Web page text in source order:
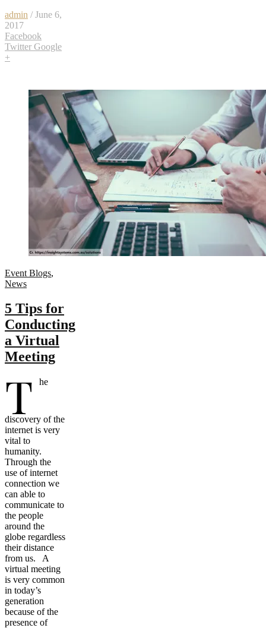
admin / June 6,
2017
Facebook
Twitter Google
+
Event Blogs,
News
5 Tips for
Conducting
a Virtual
Meeting
T he
discovery of the
internet is very
vital to
humanity.
Through the
use of internet
connection we
can able to
communicate to
the people
around the
globe regardless
their distance
from us. A
virtual meeting
is very common
in today’s
generation
because of the
presence of